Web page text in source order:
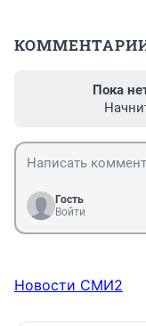
Пока
Гость
Войти
Новости СМИ2